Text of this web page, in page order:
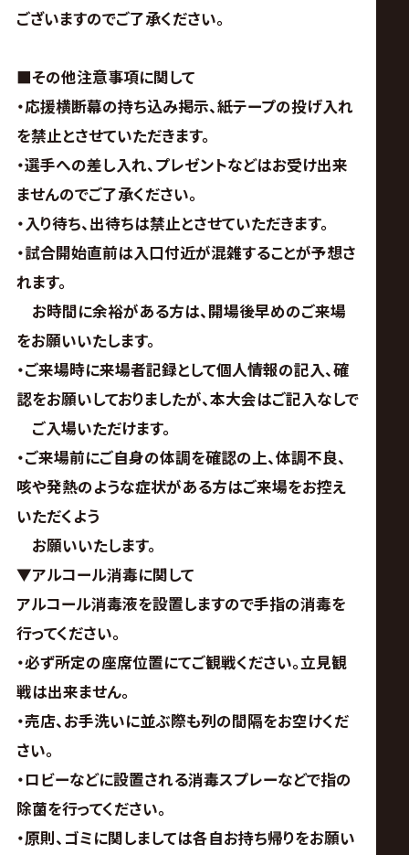
ございますのでご了承ください。
■その他注意事項に関して
・応援横断幕の持ち込み掲示、紙テープの投げ入れ
を禁止とさせていただきます。
・選手への差し入れ、プレゼントなどはお受け出来
ませんのでご了承ください。
・入り待ち、出待ちは禁止とさせていただきます。
・試合開始直前は入口付近が混雑することが予想さ
れます。
お時間に余裕がある方は、開場後早めのご来場
をお願いいたします。
・ご来場時に来場者記録として個人情報の記入、確
認をお願いしておりましたが、本大会はご記入なしで
ご入場いただけます。
・ご来場前にご自身の体調を確認の上、体調不良、
咳や発熱のような症状がある方はご来場をお控え
いただくよう
お願いいたします。
▼アルコール消毒に関して
アルコール消毒液を設置しますので手指の消毒を
行ってください。
・必ず所定の座席位置にてご観戦ください。立見観
戦は出来ません。
・売店、お手洗いに並ぶ際も列の間隔をお空けくだ
さい。
・ロビーなどに設置される消毒スプレーなどで指の
除菌を行ってください。
・原則、ゴミに関しましては各自お持ち帰りをお願い